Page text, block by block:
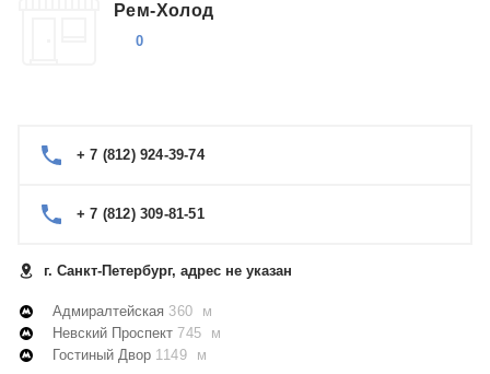
Рем-Холод
0
+ 7 (812) 924-39-74
+ 7 (812) 309-81-51
г. Санкт-Петербург, адрес не указан
Адмиралтейская 360 м
Невский Проспект 745 м
Гостиный Двор 1149 м